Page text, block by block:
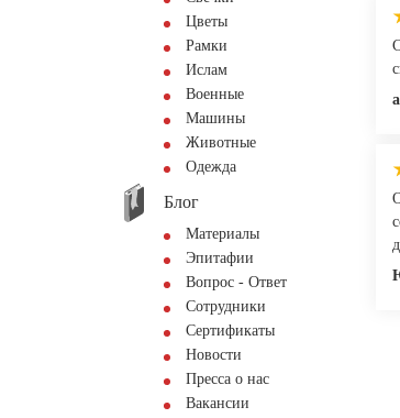
Цветы
Рамки
Ислам
Военные
Машины
Животные
Одежда
Блог
Материалы
Эпитафии
Вопрос - Ответ
Сотрудники
Сертификаты
Новости
Пресса о нас
Вакансии